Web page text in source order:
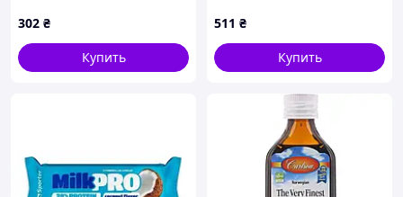
302 ₴
Купить
511 ₴
Купить